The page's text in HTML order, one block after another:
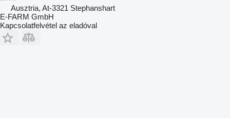
Ausztria, At-3321 Stephanshart
E-FARM GmbH
Kapcsolatfelvétel az eladóval